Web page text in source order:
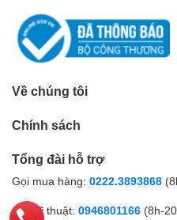
Về chúng tôi
Chính sách
Tổng đài hỗ trợ
Gọi mua hàng: 0222.3893868
Gọi kỹ thuật: 0946801166 (8h-